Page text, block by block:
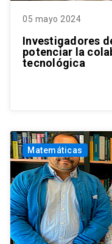
05 mayo 2024
Investigadores
potenciar la
tecnológica
Matemáticas